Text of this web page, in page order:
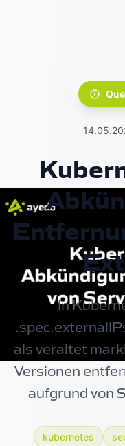
In
als veraltet
Versionen
aufgrund von
kubernetes